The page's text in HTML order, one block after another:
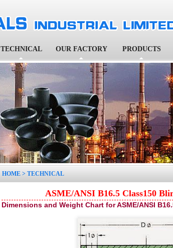
TECHNICAL OUR FACTORY PRODUCTS
HOME > TECHNICAL
ASME/ANSI B16.5 Class150
Dimensions and Weight Chart for ASME/ANSI